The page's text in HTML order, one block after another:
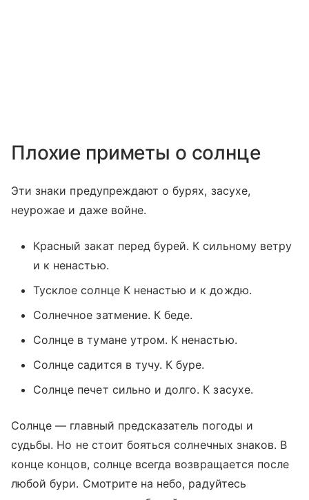
Плохие приметы о солнце
Эти знаки предупреждают о бурях, засухе,
неурожае и даже войне.
Красный закат перед бурей. К сильному ветру
и к ненастью.
Тусклое солнце К ненастью и к дождю.
Солнечное затмение. К беде.
Солнце в тумане утром. К ненастью.
Солнце садится в тучу. К буре.
Солнце печет сильно и долго. К засухе.
Солнце — главный предсказатель погоды и
судьбы. Но не стоит бояться солнечных знаков. В
конце концов, солнце всегда возвращается после
любой бури. Смотрите на небо, радуйтесь